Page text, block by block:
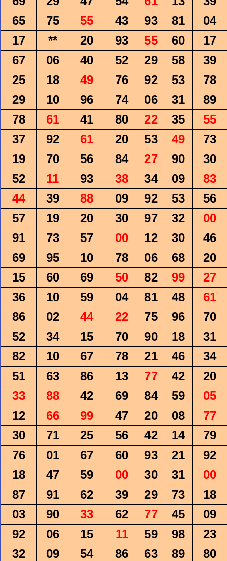
65
75 55 43 93 81
04
17
** 20 93 55 60
17
67
06 40 52 29 58
39
25
18 49 76 92 53
78
29
10 96 74 06 31
89
78
61 41 80 22 35
55
37
92 61 20 53 49
73
19
70 56 84 27 90
30
52
11 93 38 34 09
83
44
39 88 09 92 53
56
57
19 20 30 97 32
00
91
73 57 00 12 30
46
69
95 10 78 06 68
20
15
60 69 50 82 99
27
36
10 59 04 81 48
61
86
02 44 22 75 96
70
52
34 15 70 90 18
31
82
10 67 78 21 46
34
51
63 86 13 77 42
20
33
88 42 69 84 59
05
12
66 99 47 20 08
77
30
71 25 56 42 14
79
76
01 67 60 93 21
92
18
47 59 00 30 31
00
87
91 62 39 29 73
18
03
90 33 62 77 45
09
92
06 15 11 59 98
23
32
09 54 86 63 89
80